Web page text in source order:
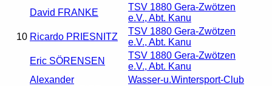
10
David FRANKE
TSV 1880 Gera-Zwötzen
e.V., Abt. Kanu
Ricardo PRIESNITZ
TSV 1880 Gera-Zwötzen
e.V., Abt. Kanu
Eric SÖRENSEN
TSV 1880 Gera-Zwötzen
e.V., Abt. Kanu
Alexander
Wasser-u.Wintersport-Club